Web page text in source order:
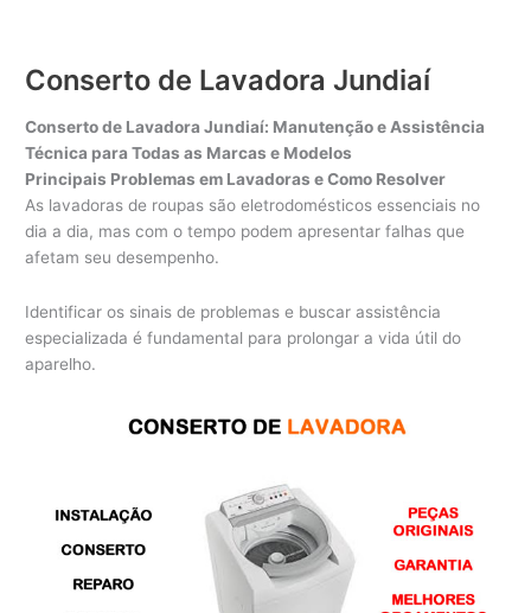
Conserto de Lavadora Jundiaí
Conserto de Lavadora Jundiaí: Manutenção e Assistência
Técnica para Todas as Marcas e Modelos
Principais Problemas em Lavadoras e Como Resolver
As lavadoras de roupas são eletrodomésticos essenciais no
dia a dia, mas com o tempo podem apresentar falhas que
afetam seu desempenho.
Identificar os sinais de problemas e buscar assistência
especializada é fundamental para prolongar a vida útil do
aparelho.